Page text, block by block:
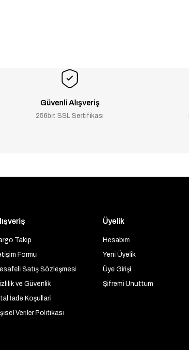
Güvenli Alışveriş
256bit SSL Sertifikası
Takip
Formu
Satış Sözleşmesi
ve Güvenlik
İade Koşullari
Veriler Politikası
Üyelik
Hesabım
Yeni Üyelik
Üye Girişi
Şifremi Unuttum